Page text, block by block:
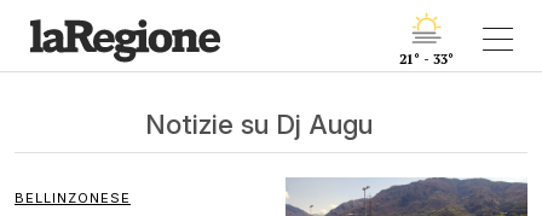
21° - 33°
Notizie su Dj Augu
BELLINZONESE